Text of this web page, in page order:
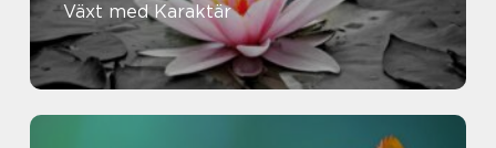
Växt med Karaktär